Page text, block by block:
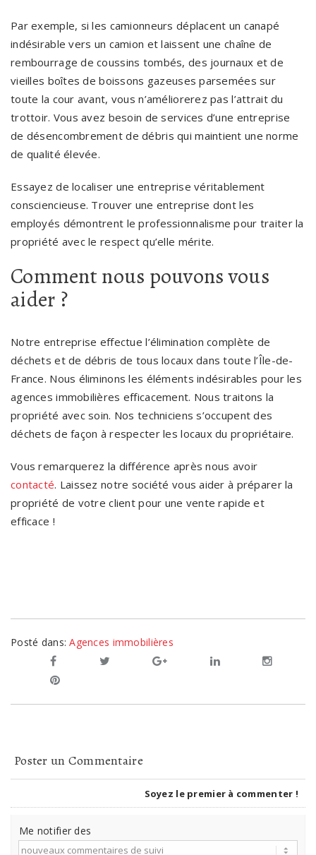
Par exemple, si les camionneurs déplacent un canapé
indésirable vers un camion et laissent une chaîne de
rembourrage de coussins tombés, des journaux et de
vieilles boîtes de boissons gazeuses parsemées sur
toute la cour avant, vous n’améliorerez pas l’attrait du
trottoir. Vous avez besoin de services d’une entreprise
de désencombrement de débris qui maintient une norme
de qualité élevée.
Essayez de localiser une entreprise véritablement
consciencieuse. Trouver une entreprise dont les
employés démontrent le professionnalisme pour traiter la
propriété avec le respect qu’elle mérite.
Comment nous pouvons vous
aider ?
Notre entreprise effectue l’élimination complète de
déchets et de débris de tous locaux dans toute l’Île-de-
France. Nous éliminons les éléments indésirables pour les
agences immobilières efficacement. Nous traitons la
propriété avec soin. Nos techniciens s’occupent des
déchets de façon à respecter les locaux du propriétaire.
Vous remarquerez la différence après nous avoir
contacté. Laissez notre société vous aider à préparer la
propriété de votre client pour une vente rapide et
efficace !
Posté dans:Agences immobilières
Poster un Commentaire
Soyez le premier à commenter !
Me notifier des